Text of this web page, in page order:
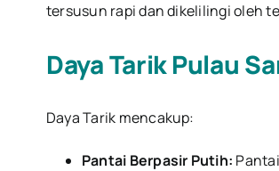
tersusun rapi dan dikelilingi oleh
Daya Tarik Pulau
Daya Tarik mencakup:
Pantai Berpasir Putih: